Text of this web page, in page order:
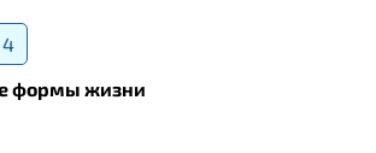
4
формы жизни